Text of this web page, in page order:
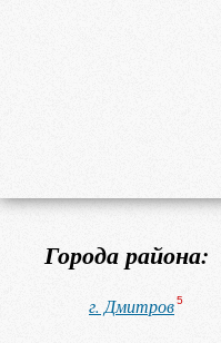
Города района:
г. Дмитров5